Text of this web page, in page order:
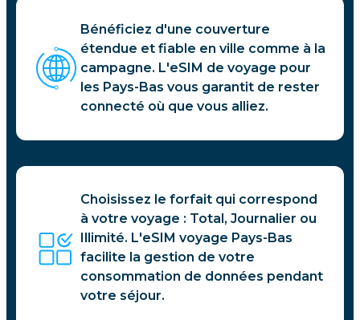
Bénéficiez d'une couverture
étendue et fiable en ville comme à la
campagne. L'eSIM de voyage pour
les Pays-Bas vous garantit de rester
connecté où que vous alliez.
Choisissez le forfait qui correspond
à votre voyage : Total, Journalier ou
Illimité. L'eSIM voyage Pays-Bas
facilite la gestion de votre
consommation de données pendant
votre séjour.